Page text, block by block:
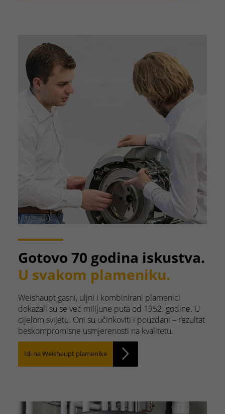
Gotovo 70 godina iskustva.
U svakom plameniku.
Weishaupt gasni, uljni i kombinirani plamenici
dokazali su se već milijune puta od 1952. godine. U
cijelom svijetu. Oni su učinkoviti i pouzdani – rezultat
beskompromisne usmjerenosti na kvalitetu.
Idi na Weishaupt plamenike